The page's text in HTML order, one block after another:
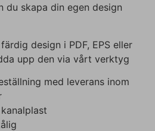
du skapa din egen design
design i PDF, EPS eller
upp den via vårt verktyg
med leverans inom